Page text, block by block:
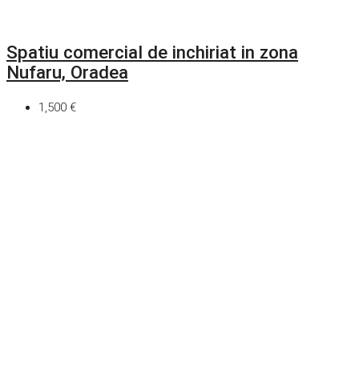
Spatiu comercial de inchiriat in zona
Nufaru, Oradea
1,500 €